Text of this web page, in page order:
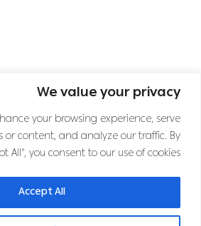
We value your privacy
your browsing experience, serve
or content, and analyze our traffic. By
All", you consent to our use of cookies.
Accept All
اشترك في نشرتنا
تابعنا على قنوات